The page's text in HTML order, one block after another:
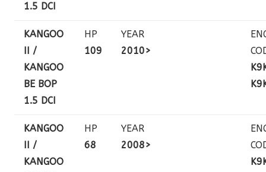
1.5 DCI
KANGOO
II /
KANGOO
BE BOP
1.5 DCI
HP
109
YEAR
2010>
KANGOO
II /
KANGOO
HP
68
YEAR
2008>